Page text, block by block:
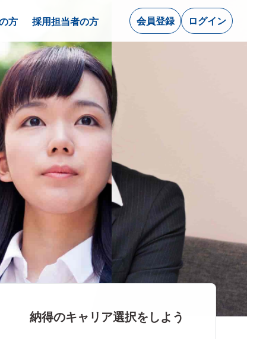
方 採用担当者の方 会員登録 ログイン
納得のキャリア選択をしよう